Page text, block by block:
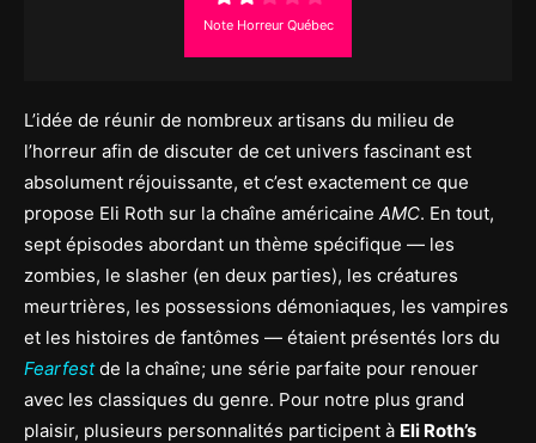
Note Horreur Québec
L’idée de réunir de nombreux artisans du milieu de
l’horreur afin de discuter de cet univers fascinant est
absolument réjouissante, et c’est exactement ce que
propose Eli Roth sur la chaîne américaine AMC. En tout,
sept épisodes abordant un thème spécifique — les
zombies, le slasher (en deux parties), les créatures
meurtrières, les possessions démoniaques, les vampires
et les histoires de fantômes — étaient présentés lors du
Fearfestde la chaîne; une série parfaite pour renouer
avec les classiques du genre. Pour notre plus grand
plaisir, plusieurs personnalités participent à Eli Roth’s